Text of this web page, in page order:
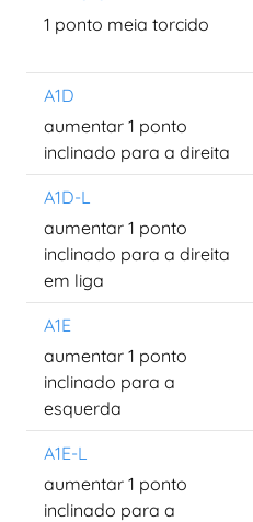
1 ponto meia torcido
A1D
aumentar 1 ponto
inclinado para a direita
A1D-L
aumentar 1 ponto
inclinado para a direita
em liga
A1E
aumentar 1 ponto
inclinado para a
esquerda
A1E-L
aumentar 1 ponto
inclinado para a